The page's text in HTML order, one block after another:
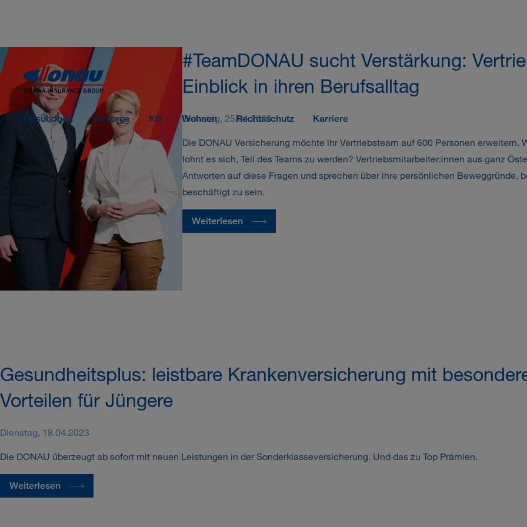
Gesundheit Vorsorge Kfz Wohnen Rechtsschutz Karriere
#TeamDONAU sucht Verstärkung:
Einblick in ihren Berufsalltag
Dienstag, 25.04.2023
Die DONAU Versicherung möchte ihr Vertriebsteam auf 600 Personen
lohnt es sich, Teil des Teams zu werden? Vertriebsmitarbeiter:innen aus ganz
Antworten auf diese Fragen und sprechen über ihre persönlichen Beweggründe,
beschäftigt zu sein.
Weiterlesen
Gesundheitsplus: leistbare Krankenversicherung mit
Vorteilen für Jüngere
Dienstag, 18.04.2023
Die DONAU überzeugt ab sofort mit neuen Leistungen in der Sonderklasseversicherung. Und das zu Top Prämien.
Weiterlesen